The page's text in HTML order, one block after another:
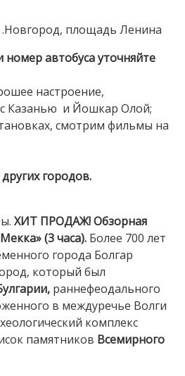
площадь Ленина
автобуса уточняйте
настроение,
Казанью и Йошкар Олой;
смотрим фильмы на
городов.
ХИТ ПРОДАЖ!Обзорная
(3 часа). Более 700 лет
города Болгар
который был
раннефеодального
в междуречье Волги
комплекс
памятников Всемирного